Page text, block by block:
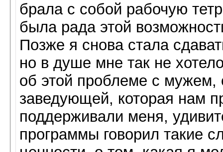
брала с собой рабочую
была рада этой
Позже я снова стала
но в душе мне так не
об этой проблеме с
заведующей, которая нам
поддерживали меня,
программы говорил такие